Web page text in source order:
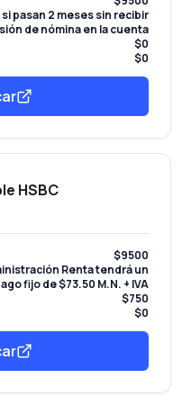
pasan 2 meses sin recibir
de nómina en la cuenta
$0
$0
HSBC
$9500
Renta tendrá un
fijo de $73.50 M.N. + IVA
$750
$0